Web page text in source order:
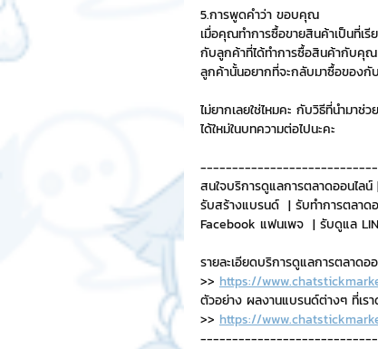
5.การพูดคำว่า ขอบคุณ
เมื่อคุณทำการซื้อขายสินค้าเป็นที่
กับลูกค้าที่ได้ทำการซื้อสินค้ากับคุณ
ลูกค้านั้นอยากที่จะกลับมาซื้อของ
ไม่ยากเลยใช่ไหมคะ กับวิธีที่นำมา
ได้ใหม่ในบทความต่อไปนะคะ
สนใจบริการดูแลการตลาดออนไล
รับสร้างแบรนด์  | รับทำการตลา
Facebook แฟนเพจ  | รับดูแล
รายละเอียดบริการดูแลการตลาดอ
>> https://
ตัวอย่าง ผลงานแบรนด์ต่างๆ ที่เร
>> https://